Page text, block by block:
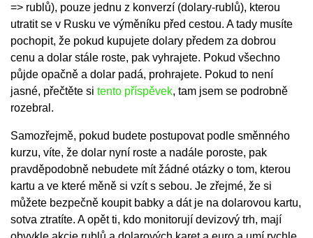
=> rublů), pouze jednu z konverzí (dolary-rublů), kterou
utratit se v Rusku ve výměníku před cestou. A tady musíte
pochopit, že pokud kupujete dolary předem za dobrou
cenu a dolar stále roste, pak vyhrajete. Pokud všechno
půjde opačně a dolar padá, prohrajete. Pokud to není
jasné, přečtěte si tento příspěvek, tam jsem se podrobně
rozebral.
Samozřejmě, pokud budete postupovat podle směnného
kurzu, víte, že dolar nyní roste a nadále poroste, pak
pravděpodobně nebudete mít žádné otázky o tom, kterou
kartu a ve které měně si vzít s sebou. Je zřejmé, že si
můžete bezpečně koupit babky a dát je na dolarovou kartu,
sotva ztratíte. A opět ti, kdo monitorují devizový trh, mají